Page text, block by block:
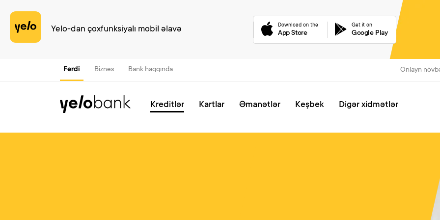
Yelo-dan çoxfunksiyalı mobil əlavə Download on the
App Store
Get it on
Google Play
Fərdi Biznes Bank haqqında Onlayn
Kreditlər Kartlar Əmanətlər Keşbek Digər xidmətlər